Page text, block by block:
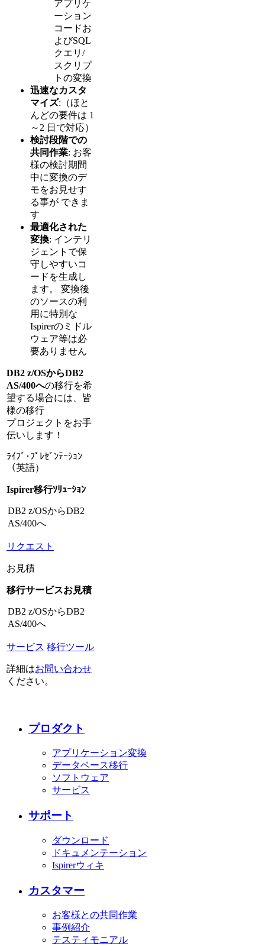
アプリケ
ーション
コードお
よびSQL
クエリ/
スクリプ
トの変換
迅速なカスタ
マイズ:（ほと
んどの要件は 1
～2 日で対応）
検討段階での
共同作業: お客
様の検討期間
中に変換のデ
モをお見せす
る事が できま
す
最適化された
変換: インテリ
ジェントで保
守しやすいコ
ードを生成し
ます。 変換後
のソースの利
用に特別な
Ispirerのミドル
ウェア等は必
要ありません
DB2 z/OSからDB2
AS/400への移行を希
望する場合には、皆
様の移行
プロジェクトをお手
伝いします！
ﾗｲﾌﾞ･ﾌﾟﾚｾﾞﾝﾃｰｼｮﾝ
（英語）
Ispirer移行ｿﾘｭｰｼｮﾝ
DB2 z/OSからDB2
AS/400へ
リクエスト
お見積
移行サービスお見積
DB2 z/OSからDB2
AS/400へ
サービス 移行ツール
詳細はお問い合わせ
ください。
プロダクト
アプリケーション変換
データベース移行
ソフトウェア
サービス
サポート
ダウンロード
ドキュメンテーション
Ispirerウィキ
カスタマー
お客様との共同作業
事例紹介
テスティモニアル